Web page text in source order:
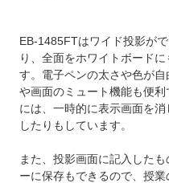
EB-1485FTはワイド投影が
り、全面をホワイトボード
す。電子ペンの太さや色が
や画面のミュート機能も便
には、一時的に表示画面を
したりもしています。
また、投影画面に記入した
ーに保存もできるので、授